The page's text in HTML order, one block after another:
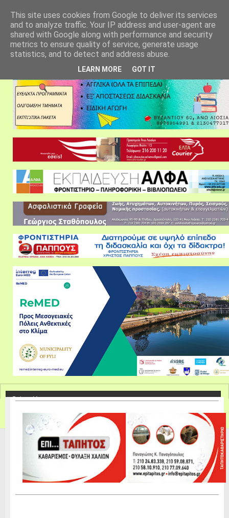
This site uses cookies from Google to deliver its services
and to analyze traffic. Your IP address and user-agent are
shared with Google along with performance and security
metrics to ensure quality of service, generate usage
statistics, and to detect and address abuse.
LEARN MORE GOT IT